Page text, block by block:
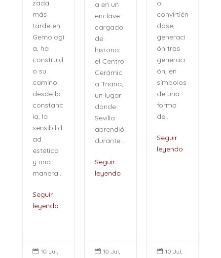
zada
más
tarde en
Gemologí
a, ha
construid
o su
camino
desde la
constanc
ia, la
sensibilid
ad
estética
y una
manera...
Seguir
leyendo
 10 Jul,
a en un
enclave
cargado
de
historia:
el Centro
Cerámic
a Triana,
un lugar
donde
Sevilla
aprendió
durante...
Seguir
leyendo
 10 Jul,
o
convirtién
dose,
generaci
ón tras
generaci
ón, en
símbolos
de una
forma
de...
Seguir
leyendo
 10 Jul,